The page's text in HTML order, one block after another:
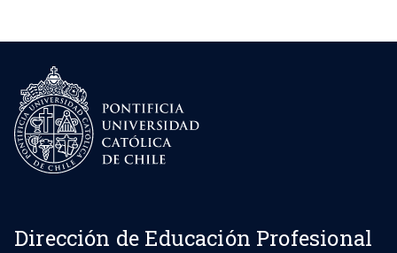
Dirección de Educación Profesional